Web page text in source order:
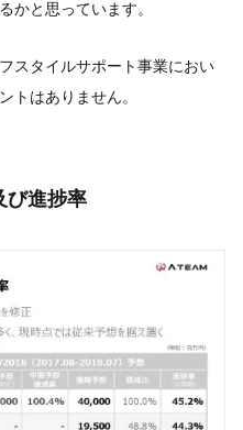
かと思っています。
スタイルサポート事業におい
トはありません。
び進捗率